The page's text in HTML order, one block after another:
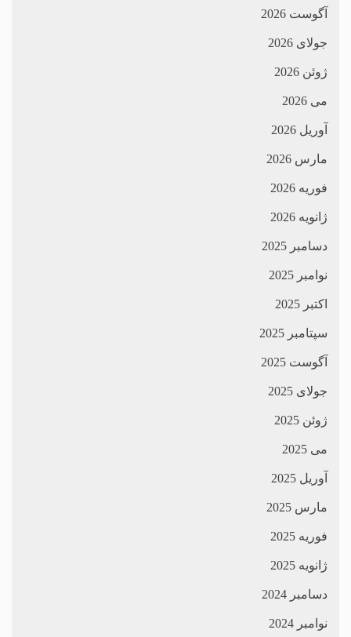
آگوست 2026
جولای 2026
ژوئن 2026
می 2026
آوریل 2026
مارس 2026
فوریه 2026
ژانویه 2026
دسامبر 2025
نوامبر 2025
اکتبر 2025
سپتامبر 2025
آگوست 2025
جولای 2025
ژوئن 2025
می 2025
آوریل 2025
مارس 2025
فوریه 2025
ژانویه 2025
دسامبر 2024
نوامبر 2024